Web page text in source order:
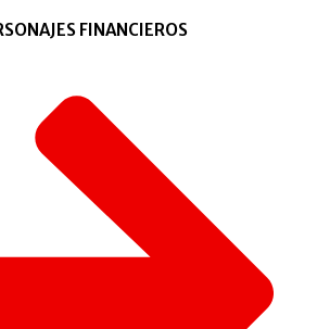
FINANCIEROS